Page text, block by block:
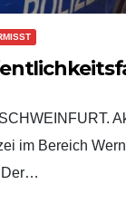
im Bereich
Der…